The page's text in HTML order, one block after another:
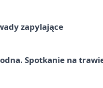
zapylające
Spotkanie na